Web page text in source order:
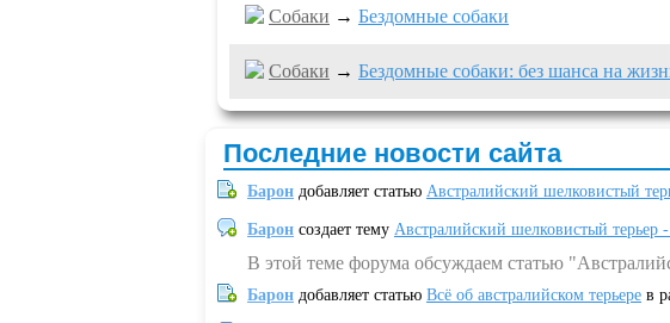
Собаки → Бездомные собаки
Собаки → Бездомные собаки: без шанса на
Последние новости сайта
Барон добавляет статью Австралийский шелковистый
Барон создает тему Австралийский шелковистый терьер
В этой теме форума обсуждаем статью
Барон добавляет статью Всё об австралийском терьере в